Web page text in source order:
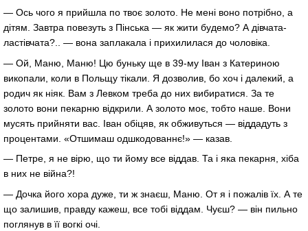
— Ось чого я прийшла по твоє золото. Не мені воно потрібно, а
дітям. Завтра повезуть з Пінська — як жити будемо? А дівчата-
ластівчата?.. — вона заплакала і прихилилася до чоловіка.
— Ой, Маню, Маню! Цю буньку ще в 39-му Іван з Катериною
викопали, коли в Польщу тікали. Я дозволив, бо хоч і далекий, а
родич як ніяк. Вам з Левком треба до них вибиратися. За те
золото вони пекарню відкрили. А золото моє, тобто наше. Вони
мусять прийняти вас. Іван обіцяв, як обживуться — віддадуть з
процентами. «Отшимаш одшкодованнє!» — казав.
— Петре, я не вірю, що ти йому все віддав. Та і яка пекарня, хіба
в них не війна?!
— Дочка його хора дуже, ти ж знаєш, Маню. От я і пожалів їх. А те
що залишив, правду кажеш, все тобі віддам. Чуєш? — він пильно
поглянув в її вогкі очі.